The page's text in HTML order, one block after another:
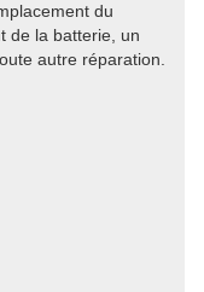
du
de la batterie, un
autre réparation.